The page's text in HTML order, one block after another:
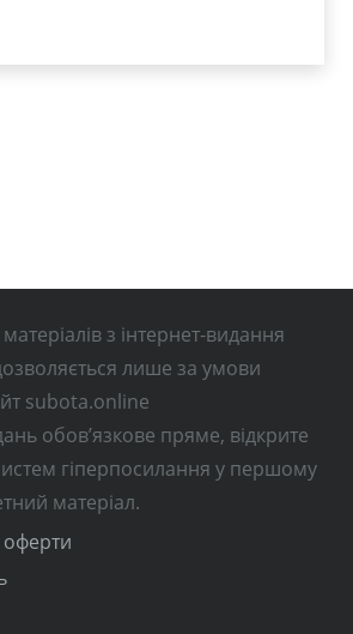
з інтернет-видання
лише за умови
subota.online
обов’язкове пряме, відкрите
гіперпосилання у першому
матеріал.